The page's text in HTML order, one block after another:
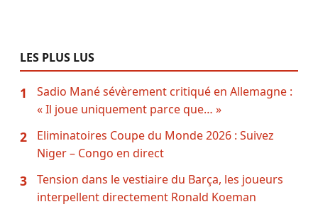
LES PLUS LUS
1
Sadio Mané sévèrement critiqué en Allemagne :
« Il joue uniquement parce que… »
2
Eliminatoires Coupe du Monde 2026 : Suivez
Niger – Congo en direct
3
Tension dans le vestiaire du Barça, les joueurs
interpellent directement Ronald Koeman